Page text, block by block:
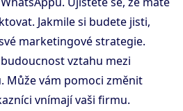
Jakmile si budete jisti,
marketingové strategie.
vztahu mezi
Může vám pomoci změnit
vnímají vaši firmu.